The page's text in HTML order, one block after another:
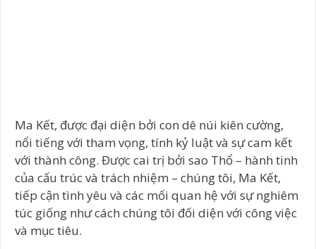
Ma Kết, được đại diện bởi con dê núi kiên cường,
nổi tiếng với tham vọng, tính kỷ luật và sự cam kết
với thành công. Được cai trị bởi sao Thổ – hành tinh
của cấu trúc và trách nhiệm – chúng tôi, Ma Kết,
tiếp cận tình yêu và các mối quan hệ với sự nghiêm
túc giống như cách chúng tôi đối diện với công việc
và mục tiêu.